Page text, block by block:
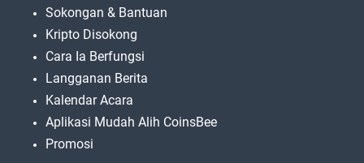
Sokongan & Bantuan
Kripto Disokong
Cara Ia Berfungsi
Langganan Berita
Kalendar Acara
Aplikasi Mudah Alih CoinsBee
Promosi